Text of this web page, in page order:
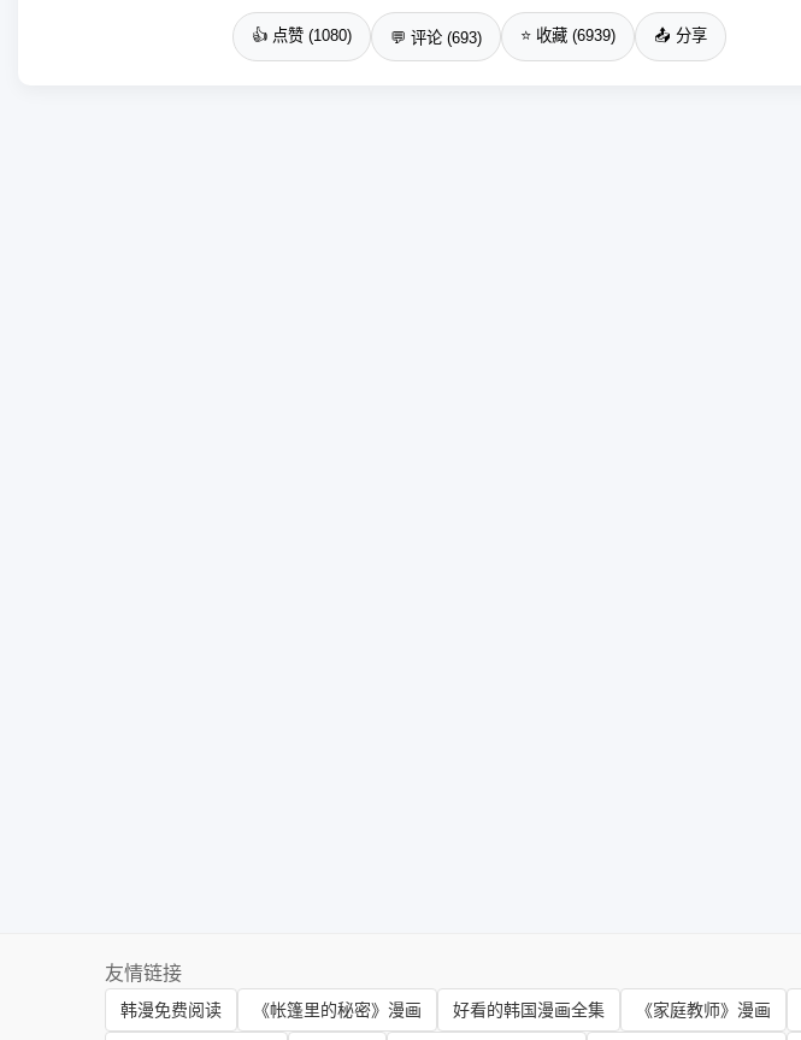
👍 点赞 (1080) 💬 评论 (693) ⭐ 收藏 (6939) 📤 分享
友情链接
韩漫免费阅读 《帐篷里的秘密》漫画 好看的韩国漫画全集 《家庭教师》漫画